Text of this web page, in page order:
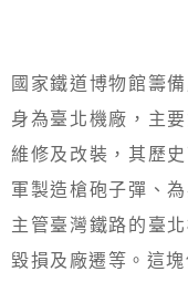
國家鐵道博物館籌
身為臺北機廠，主
維修及改裝，其歷
軍製造槍砲子彈、
主管臺灣鐵路的臺
毀損及廠遷等。這